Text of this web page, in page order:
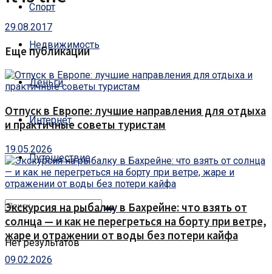
Спорт
Недвижимость
Деньги
Интернет
Путешествие
Нет результатов
29.08.2017
Еще публикации
Отпуск в Европе: лучшие направления для отдыха
и практичные советы туристам
19.05.2026
Экскурсия на рыбалку в Бахрейне: что взять от
солнца — и как не перегреться на борту при ветре,
жаре и отражении от воды без потери кайфа
09.02.2026